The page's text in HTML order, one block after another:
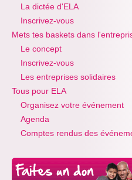
La dictée d'ELA
Inscrivez-vous
Mets tes baskets dans
Le concept
Inscrivez-vous
Les entreprises solidaires
Tous pour ELA
Organisez votre événement
Agenda
Comptes rendus des